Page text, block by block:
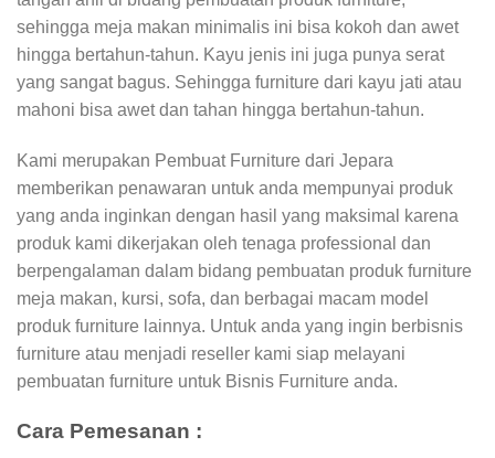
sehingga meja makan minimalis ini bisa kokoh dan awet
hingga bertahun-tahun. Kayu jenis ini juga punya serat
yang sangat bagus. Sehingga furniture dari kayu jati atau
mahoni bisa awet dan tahan hingga bertahun-tahun.
Kami merupakan Pembuat Furniture dari Jepara
memberikan penawaran untuk anda mempunyai produk
yang anda inginkan dengan hasil yang maksimal karena
produk kami dikerjakan oleh tenaga professional dan
berpengalaman dalam bidang pembuatan produk furniture
meja makan, kursi, sofa, dan berbagai macam model
produk furniture lainnya. Untuk anda yang ingin berbisnis
furniture atau menjadi reseller kami siap melayani
pembuatan furniture untuk Bisnis Furniture anda.
Cara Pemesanan :